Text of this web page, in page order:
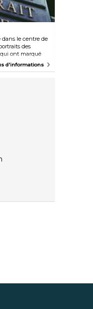
dans le centre de
des
ont marqué
XVIe siècle à
d'informations